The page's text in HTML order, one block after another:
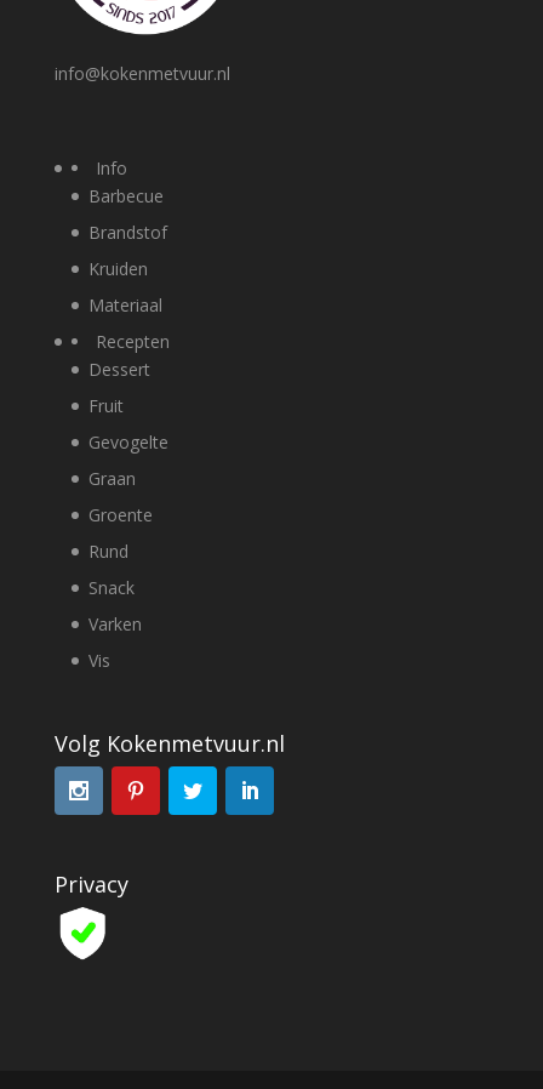
info@kokenmetvuur.nl
Info
Barbecue
Brandstof
Kruiden
Materiaal
Recepten
Dessert
Fruit
Gevogelte
Graan
Groente
Rund
Snack
Varken
Vis
Volg Kokenmetvuur.nl
Privacy